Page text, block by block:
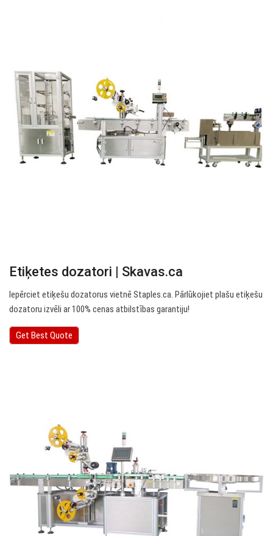
Etiķetes dozatori | Skavas.ca
Iepērciet etiķešu dozatorus vietnē Staples.ca. Pārlūkojiet plašu etiķešu
dozatoru izvēli ar 100% cenas atbilstības garantiju!
Get Best Quote